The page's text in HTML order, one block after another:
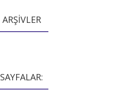
ARŞİVLER
SAYFALAR: